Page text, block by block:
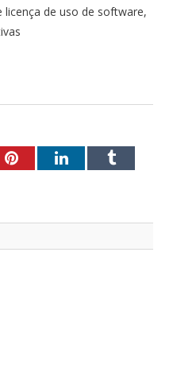
de uso de software,
PinterestLinkedInTumblr